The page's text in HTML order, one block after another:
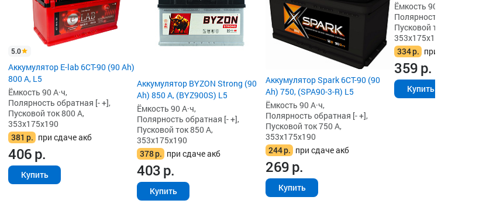
5.0
Аккумулятор E-lab 6СТ-90 (90 Ah)
800 А, L5
Ёмкость 90 А·ч,
Полярность обратная [- +],
Пусковой ток 800 А,
353x175x190
381 р. при сдаче акб
406р.
Купить
Аккумулятор BYZON Strong (90
Ah) 850 А, (BYZ900S) L5
Ёмкость 90 А·ч,
Полярность обратная [- +],
Пусковой ток 850 А,
353x175x190
378р. при сдаче акб
403р.
Купить
Аккумулятор Spark 6СТ-90 (90
Ah) 750, (SPA90-3-R) L5
Ёмкость 90 А·ч,
Полярность обратная [- +],
Пусковой ток 750 А,
353x175x190
244р. при сдаче акб
269р.
Купить
Ёмкость 90 А·ч,
Полярность обратная
Пусковой ток 800А,
353x175x190
334р. при сдаче акб
359р.
Купить